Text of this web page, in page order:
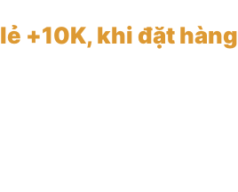
+10K, khi đặt hàng